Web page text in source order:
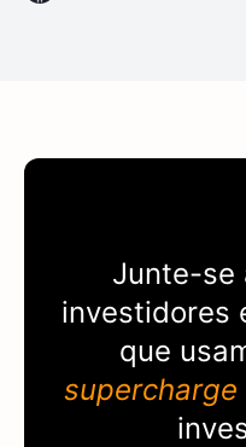
Junte-se
investidores
que
supercharge